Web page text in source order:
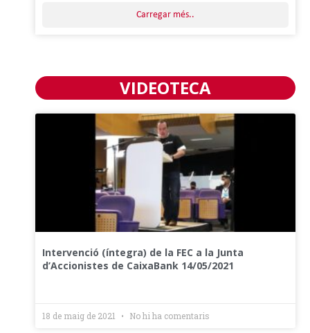
Carregar més..
VIDEOTECA
Intervenció (íntegra) de la FEC a la Junta
d’Accionistes de CaixaBank 14/05/2021
18 de maig de 2021 No hi ha comentaris